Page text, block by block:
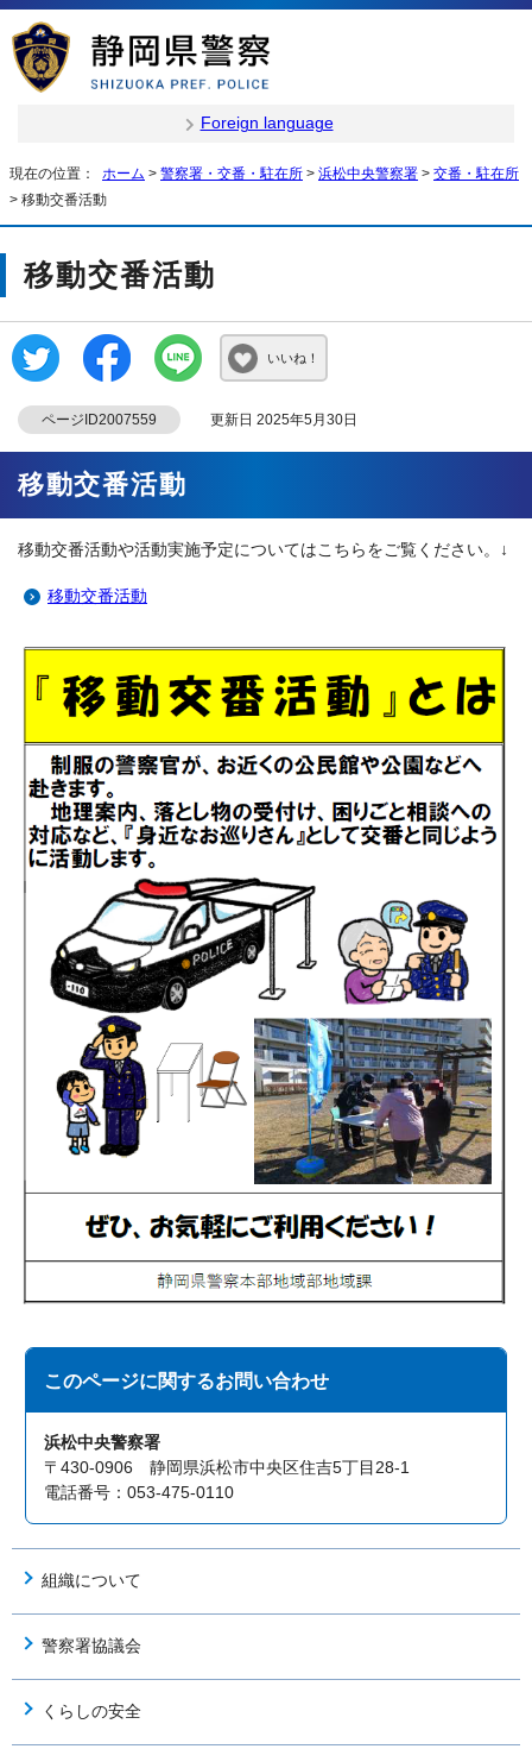
Foreign language
現在の位置： ホーム > 警察署・交番・駐在所 > 浜松中央警察署 > 交番・駐在所
> 移動交番活動
移動交番活動
いいね！
ページID2007559 更新日 2025年5月30日
移動交番活動
移動交番活動や活動実施予定についてはこちらをご覧ください。↓
移動交番活動
このページに関するお問い合わせ
浜松中央警察署
〒430-0906 静岡県浜松市中央区住吉5丁目28-1
電話番号：053-475-0110
組織について
警察署協議会
くらしの安全